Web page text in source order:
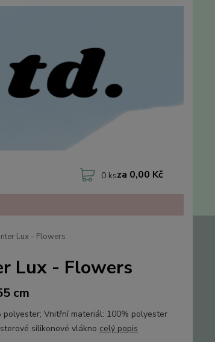
0 ksza 0,00 Kč
Lux - Flowers
Lux - Flowers
cm
polyester; Vnitřní materiál: 100% polyester
silikonové vlákno celý popis